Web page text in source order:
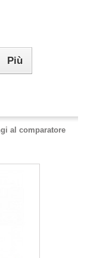
Più
al comparatore